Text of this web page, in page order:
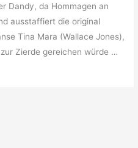
Dandy, da Hommagen an
ausstaffiert die original
Tina Mara (Wallace Jones),
Zierde gereichen würde …